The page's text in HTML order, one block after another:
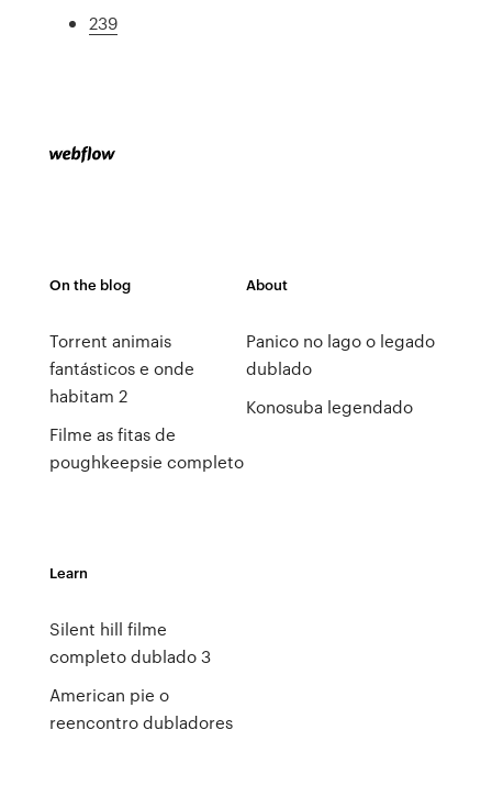
239
On the blog
Torrent animais
fantásticos e onde
habitam 2
Filme as fitas de
poughkeepsie completo
About
Panico no lago o legado
dublado
Konosuba legendado
Learn
Silent hill filme
completo dublado 3
American pie o
reencontro dubladores